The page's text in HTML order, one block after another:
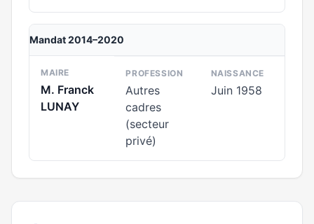
Mandat 2014–2020
MAIRE
M. Franck
LUNAY
PROFESSION
Autres
cadres
(secteur
privé)
NAISSANCE
Juin 1958